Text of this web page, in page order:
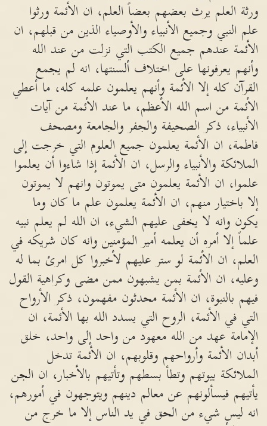
ورثة العلم يرث بعضهم بعضاً العلم، ان الأئمة ورثوا
علم النبي وجميع الأنبياء والأوصياء الذين من قبلهم، ان
الأئمة عندهم جميع الكتب التي نزلت من عند الله
وأنهم يعرفونها على اختلاف ألسنتها، انه لم يجمع
القرآن كله إلا الأئمة وأنهم يعلمون علمه كله، ما أعطي
الأئمة من اسم الله الأعظم، ما عند الأئمة من آيات
الأنبياء، ذكر الصحيفة والجفر والجامعة ومصحف
فاطمة، ان الأئمة يعلمون جميع العلوم التي خرجت إلى
الملائكة والأنبياء والرسل، ان الأئمة إذا شاءوا أن يعلموا
علموا، ان الأئمة يعلمون متى يموتون وانهم لا يموتون
إلا باختيار منهم، ان الأئمة يعلمون علم ما كان وما
يكون وانه لا يخفى عليهم الشيء، ان الله لم يعلم نبيه
علماً إلا أمره أن يعلمه أمير المؤمنين وانه كان شريكه في
العلم، ان الأئمة لو ستر عليهم لأخبروا كل امرئ بما له
وعليه، ان الأئمة بمن يشبهون ممن مضى وكراهية القول
فيهم بالنبوة، ان الأئمة محدثون مفهمون، ذكر الأرواح
التي في الأئمة، الروح التي يسدد الله بها الأئمة، ان
الإمامة عهد من الله معهود من واحد إلى واحد، خلق
أبدان الأئمة وأرواحهم وقلوبهم، ان الأئمة تدخل
الملائكة بيوتهم وتطأ بسطهم وتأتيهم بالأخبار، ان الجن
يأتيهم فيسألونهم عن معالم دينهم ويتوجهون في أمورهم،
انه ليس شيء من الحق في يد الناس إلا ما خرج من